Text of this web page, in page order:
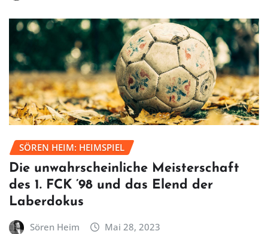
SÖREN HEIM: HEIMSPIEL
Die unwahrscheinliche Meisterschaft
des 1. FCK ’98 und das Elend der
Laberdokus
Sören Heim Mai 28, 2023